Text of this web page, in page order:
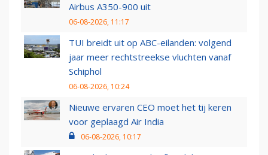
Airbus A350-900 uit
06-08-2026, 11:17
TUI breidt uit op ABC-eilanden: volgend
jaar meer rechtstreekse vluchten vanaf
Schiphol
06-08-2026, 10:24
Nieuwe ervaren CEO moet het tij keren
voor geplaagd Air India
06-08-2026, 10:17